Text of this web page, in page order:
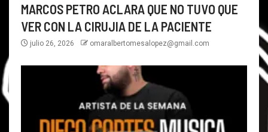
MARCOS PETRO ACLARA QUE NO TUVO QUE
VER CON LA CIRUJIA DE LA PACIENTE
julio 26, 2026 omaralbertomesalopez@gmail.com